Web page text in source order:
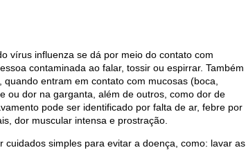
vírus influenza se dá por meio do contato com
contaminada ao falar, tossir ou espirrar. Também
entram em contato com mucosas (boca,
ou dor na garganta, além de outros, como dor de
pode ser identificado por falta de ar, febre por
dor muscular intensa e prostração.
simples para evitar a doença, como: lavar as